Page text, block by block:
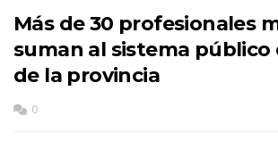
Más de 30 profesionales
suman al sistema público
de la provincia
0